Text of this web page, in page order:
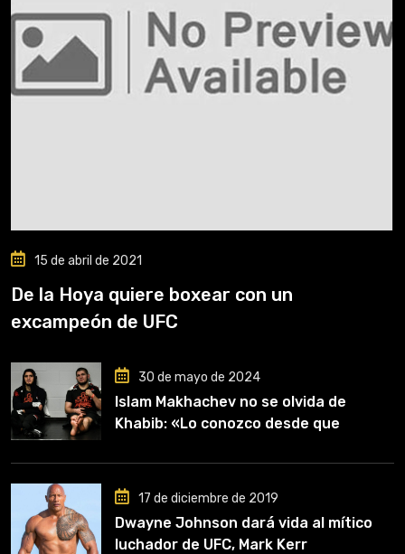
15 de abril de 2021
De la Hoya quiere boxear con un
excampeón de UFC
30 de mayo de 2024
Islam Makhachev no se olvida de
Khabib: «Lo conozco desde que
clave en mi carrera»
17 de diciembre de 2019
Dwayne Johnson dará vida al mítico
luchador de UFC, Mark Kerr